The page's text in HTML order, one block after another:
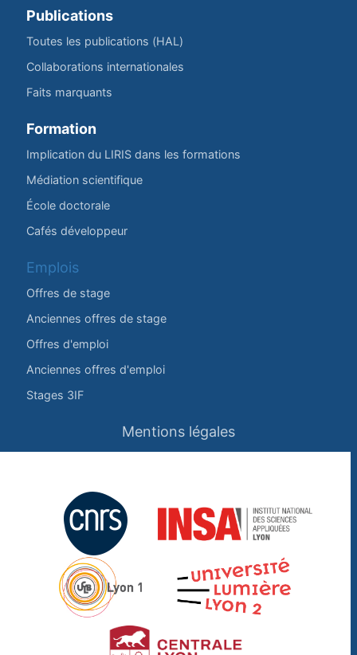
Publications
Toutes les publications (HAL)
Collaborations internationales
Faits marquants
Formation
Implication du LIRIS dans les formations
Médiation scientifique
École doctorale
Cafés développeur
Emplois
Offres de stage
Anciennes offres de stage
Offres d'emploi
Anciennes offres d'emploi
Stages 3IF
Mentions légales